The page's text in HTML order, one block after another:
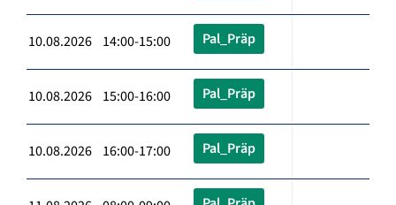
10.08.2026 14:00-15:00 Pal_Präp
10.08.2026 15:00-16:00 Pal_Präp
10.08.2026 16:00-17:00 Pal_Präp